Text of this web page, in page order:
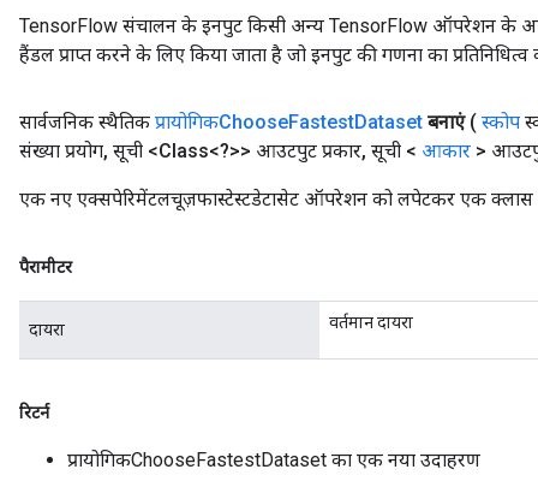
TensorFlow संचालन के इनपुट किसी अन्य TensorFlow ऑपरेशन के
हैंडल प्राप्त करने के लिए किया जाता है जो इनपुट की गणना का प्रतिनिधित्व
सार्वजनिक स्थैतिक प्रायोगिकChooseFastestDataset बनाएं ( स्कोप
संख्या प्रयोग, सूची <Class<?>> आउटपुट प्रकार, सूची < आकार >
एक नए एक्सपेरिमेंटलचूज़फास्टेस्टडेटासेट ऑपरेशन को लपेटकर एक क्लास
पैरामीटर
दायरा वर्तमान दायरा
रिटर्न
प्रायोगिकChooseFastestDataset का एक नया उदाहरण